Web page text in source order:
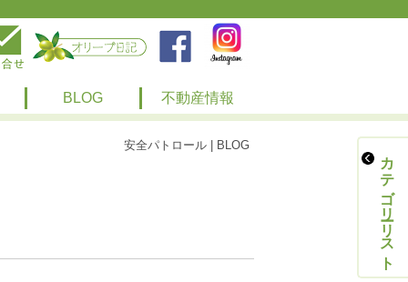
BLOG 不動産情報
安全パトロール | BLOG
カテゴリーリスト